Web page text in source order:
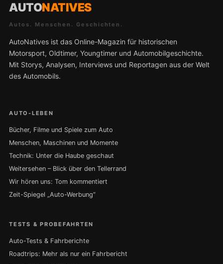
AUTONATIVES
Autos. Menschen. Geschichten.
AutoNatives ist das Online-Magazin für historischen
Motorsport, Oldtimer, Youngtimer und Automobilgeschichte.
Mit Storys, Analysen, Interviews und Reportagen aus der Welt
des Automobils.
AUTO-LEBEN
Bücher, Filme und Spiele zum Auto
Menschen, Maschinen und Momente
Technik: Unter die Haube geschaut
Weitersehen – Blick über den Tellerrand
Wir hören uns: Tom kommentiert
Zeit-Spiegel „Auto-Werbung“
TESTS & PROBEFAHRTEN
Auto-Tests & Fahrberichte
Roadtrips: Mehr als nur ein Fahrbericht